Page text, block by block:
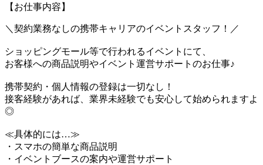
【お仕事内容】
＼契約業務なしの携帯キャリアのイベントスタッフ！／
ショッピングモール等で行われるイベントにて、
お客様への商品説明やイベント運営サポートのお仕事♪
携帯契約・個人情報の登録は一切なし！
接客経験があれば、業界未経験でも安心して始められますよ
◎
≪具体的には…≫
・スマホの簡単な商品説明
・イベントブースの案内や運営サポート